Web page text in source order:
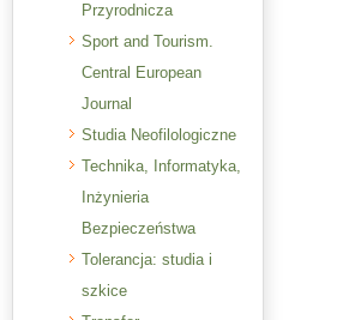
Przyrodnicza
Sport and Tourism.
Central European
Journal
Studia Neofilologiczne
Technika, Informatyka,
Inżynieria
Bezpieczeństwa
Tolerancja: studia i
szkice